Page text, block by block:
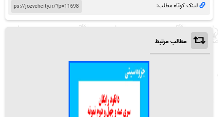
لینک کوتاه مطلب:
مطالب مرتبط